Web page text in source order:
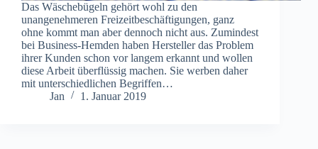
Das Wäschebügeln gehört wohl zu den
unangenehmeren Freizeitbeschäftigungen, ganz
ohne kommt man aber dennoch nicht aus. Zumindest
bei Business-Hemden haben Hersteller das Problem
ihrer Kunden schon vor langem erkannt und wollen
diese Arbeit überflüssig machen. Sie werben daher
mit unterschiedlichen Begriffen…
Jan
1. Januar 2019